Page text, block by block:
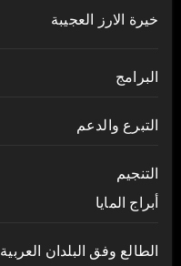
خيرة الارز العجيبة
البرامج
التبرع والدعم
التنجيم
أبراج المايا
الطالع وفق البلدان العربية